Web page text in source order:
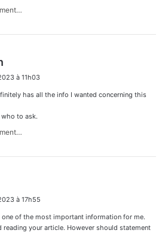
t
à 11h03
has all the info I wanted concerning this
who to ask.
à 17h55
one of the most important information for me.
reading your article. However should statement